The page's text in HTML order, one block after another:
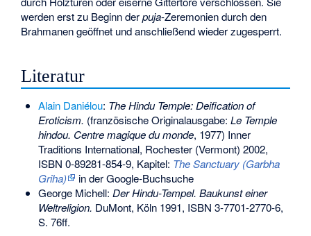
werden erst zu Beginn derpuja-Zeremonien durch den
Brahmanen geöffnet und anschließend wieder zugesperrt.
Literatur
Alain Daniélou: The Hindu Temple: Deification of
Eroticism. (französische Originalausgabe: Le Temple
hindou. Centre magique du monde, 1977) Inner
Traditions International, Rochester (Vermont) 2002,
ISBN 0-89281-854-9, Kapitel: The Sanctuary (Garbha
Griha)
in der Google-Buchsuche
George Michell: Der Hindu-Tempel. Baukunst einer
Weltreligion. DuMont, Köln 1991, ISBN 3-7701-2770-6,
S. 76ff.